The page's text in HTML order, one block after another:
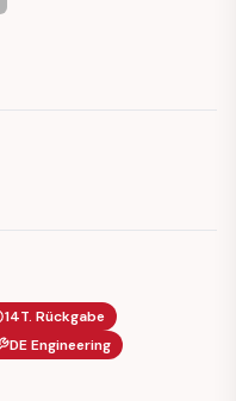
14T. Rückgabe
DE Engineering